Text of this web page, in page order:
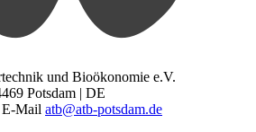
und Bioökonomie e.V.
Potsdam | DE
E-Mail atb@atb-potsdam.de